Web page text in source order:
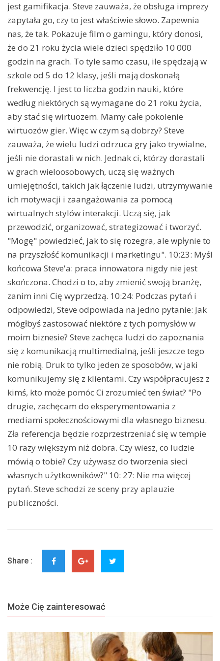
jest gamifikacja. Steve zauważa, że obsługa imprezy
zapytała go, czy to jest właściwie słowo. Zapewnia
nas, że tak. Pokazuje film o gamingu, który donosi,
że do 21 roku życia wiele dzieci spędziło 10 000
godzin na grach. To tyle samo czasu, ile spędzają w
szkole od 5 do 12 klasy, jeśli mają doskonałą
frekwencję. I jest to liczba godzin nauki, które
według niektórych są wymagane do 21 roku życia,
aby stać się wirtuozem. Mamy całe pokolenie
wirtuozów gier. Więc w czym są dobrzy? Steve
zauważa, że wielu ludzi odrzuca gry jako trywialne,
jeśli nie dorastali w nich. Jednak ci, którzy dorastali
w grach wieloosobowych, uczą się ważnych
umiejętności, takich jak łączenie ludzi, utrzymywanie
ich motywacji i zaangażowania za pomocą
wirtualnych stylów interakcji. Uczą się, jak
przewodzić, organizować, strategizować i tworzyć.
"Mogę" powiedzieć, jak to się rozegra, ale wpłynie to
na przyszłość komunikacji i marketingu". 10:23: Myśl
końcowa Steve'a: praca innowatora nigdy nie jest
skończona. Chodzi o to, aby zmienić swoją branżę,
zanim inni Cię wyprzedzą. 10:24: Podczas pytań i
odpowiedzi, Steve odpowiada na jedno pytanie: Jak
mógłbyś zastosować niektóre z tych pomysłów w
moim biznesie? Steve zachęca ludzi do zapoznania
się z komunikacją multimedialną, jeśli jeszcze tego
nie robią. Druk to tylko jeden ze sposobów, w jaki
komunikujemy się z klientami. Czy współpracujesz z
kimś, kto może pomóc Ci zrozumieć ten świat? "Po
drugie, zachęcam do eksperymentowania z
mediami społecznościowymi dla własnego biznesu.
Zła referencja będzie rozprzestrzeniać się w tempie
10 razy większym niż dobra. Czy wiesz, co ludzie
mówią o tobie? Czy używasz do tworzenia sieci
własnych użytkowników?" 10: 27: Nie ma więcej
pytań. Steve schodzi ze sceny przy aplauzie
publiczności.
Share :
Może Cię zainteresować